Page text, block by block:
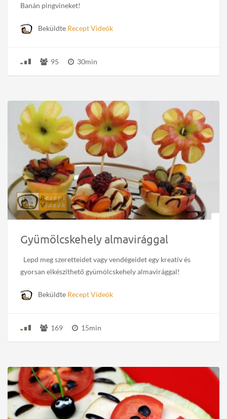
Banán pingvineket!
Beküldte Recept Videók
95 30min
Gyümölcskehely almavirággal
Lepd meg szeretteidet vagy vendégeidet egy kreatív és
gyorsan elkészíthető gyümölcskehely almavirággal!
Beküldte Recept Videók
169 15min